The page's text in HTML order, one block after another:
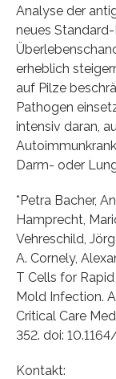
Analyse der
neues
erheblich
auf Pilze
Pathogen
intensiv daran,
Darm- oder
*Petra Bacher,
Hamprecht,
Vehreschild,
A. Cornely,
T Cells for
Mold Infection.
Critical Care
352. doi:
Kontakt: